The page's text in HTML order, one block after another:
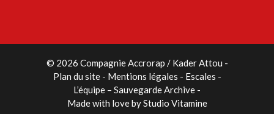
© 2026 Compagnie Accrorap / Kader Attou -
Plan du site
Mentions légales
Escales
L’équipe – Sauvegarde Archive
Made with love byStudio Vitamine